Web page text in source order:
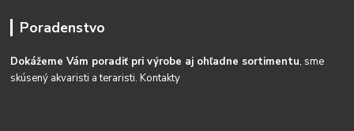
Poradenstvo
Dokážeme Vám poradiť pri výrobe aj ohľadne sortimentu, sme
skúsený akvaristi a teraristi.Kontakty